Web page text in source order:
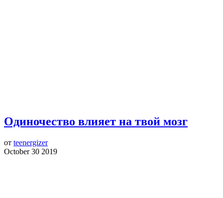
Одиночество влияет на твой мозг
от teenergizer
October 30 2019